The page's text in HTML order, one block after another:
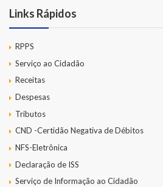
Links Rápidos
RPPS
Serviço ao Cidadão
Receitas
Despesas
Tributos
CND -Certidão Negativa de Débitos
NFS-Eletrônica
Declaração de ISS
Serviço de Informação ao Cidadão